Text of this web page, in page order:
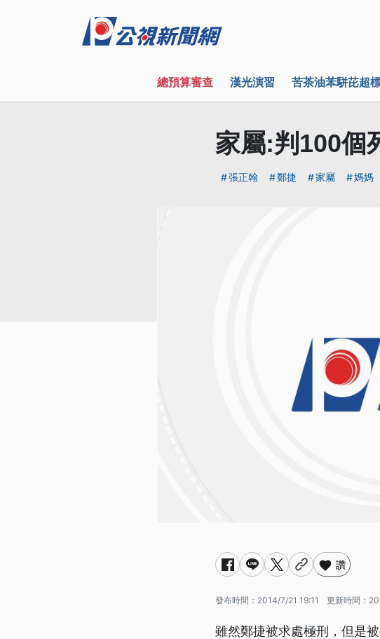
總預算審查 漢光演習 苦茶油苯駢芘超
家屬:判100個
張正翰 鄭捷 家屬 媽媽
讚
發布時間： 2014/7/21 19:11 更新時間：
雖然鄭捷被求處極刑，但是